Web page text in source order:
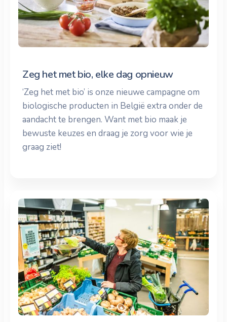
Zeg het met bio, elke dag opnieuw
‘Zeg het met bio’ is onze nieuwe campagne om
biologische producten in België extra onder de
aandacht te brengen. Want met bio maak je
bewuste keuzes en draag je zorg voor wie je
graag ziet!